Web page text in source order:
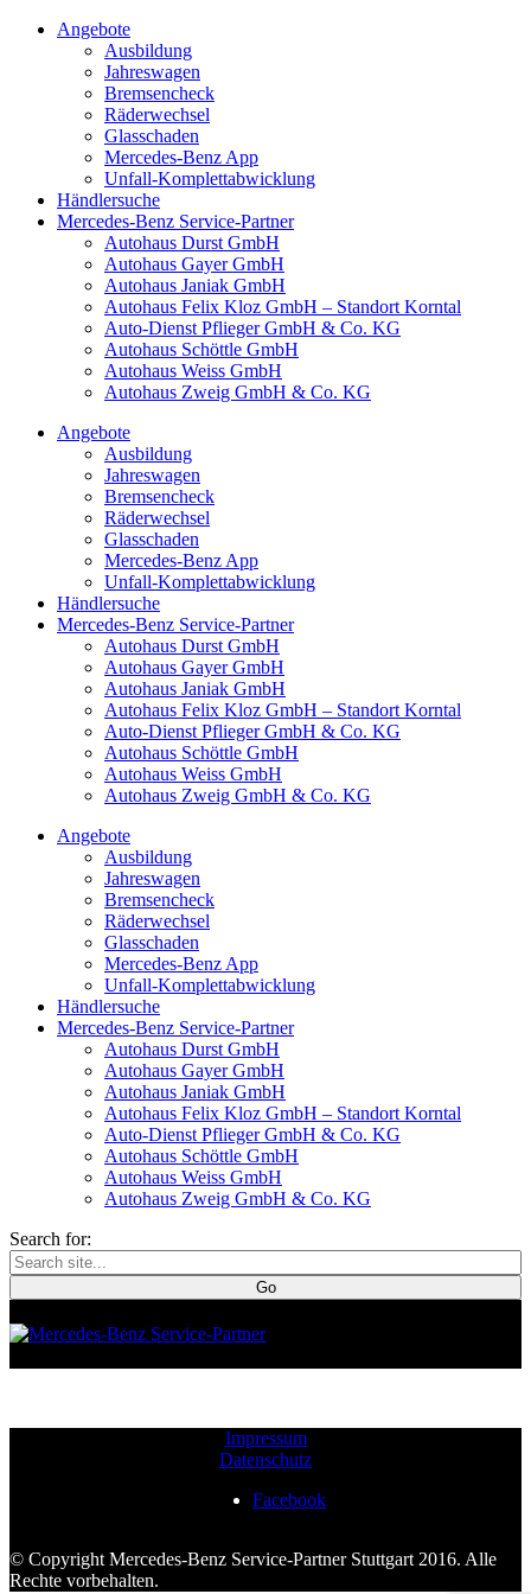
Angebote
Ausbildung
Jahreswagen
Bremsencheck
Räderwechsel
Glasschaden
Mercedes-Benz App
Unfall-Komplettabwicklung
Händlersuche
Mercedes-Benz Service-Partner
Autohaus Durst GmbH
Autohaus Gayer GmbH
Autohaus Janiak GmbH
Autohaus Felix Kloz GmbH – Standort Korntal
Auto-Dienst Pflieger GmbH & Co. KG
Autohaus Schöttle GmbH
Autohaus Weiss GmbH
Autohaus Zweig GmbH & Co. KG
Angebote
Ausbildung
Jahreswagen
Bremsencheck
Räderwechsel
Glasschaden
Mercedes-Benz App
Unfall-Komplettabwicklung
Händlersuche
Mercedes-Benz Service-Partner
Autohaus Durst GmbH
Autohaus Gayer GmbH
Autohaus Janiak GmbH
Autohaus Felix Kloz GmbH – Standort Korntal
Auto-Dienst Pflieger GmbH & Co. KG
Autohaus Schöttle GmbH
Autohaus Weiss GmbH
Autohaus Zweig GmbH & Co. KG
Angebote
Ausbildung
Jahreswagen
Bremsencheck
Räderwechsel
Glasschaden
Mercedes-Benz App
Unfall-Komplettabwicklung
Händlersuche
Mercedes-Benz Service-Partner
Autohaus Durst GmbH
Autohaus Gayer GmbH
Autohaus Janiak GmbH
Autohaus Felix Kloz GmbH – Standort Korntal
Auto-Dienst Pflieger GmbH & Co. KG
Autohaus Schöttle GmbH
Autohaus Weiss GmbH
Autohaus Zweig GmbH & Co. KG
Search for:
Impressum
Datenschutz
Facebook
© Copyright Mercedes-Benz Service-Partner Stuttgart 2016. Alle
Rechte vorbehalten.